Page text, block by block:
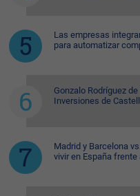
Las empresas
para automatizar
Gonzalo Rodríguez
Inversiones de
Madrid y Barcelona
vivir en España